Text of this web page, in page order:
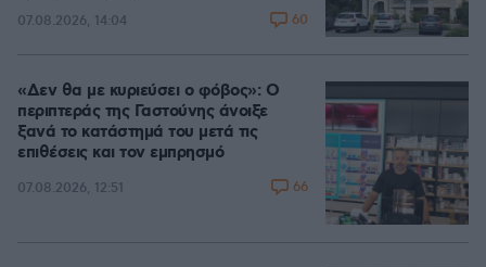
07.08.2026, 14:04 60
«Δεν θα με κυριεύσει ο φόβος»: Ο
περιπτεράς της Γαστούνης άνοιξε
ξανά το κατάστημά του μετά τις
επιθέσεις και τον εμπρησμό
07.08.2026, 12:51 66